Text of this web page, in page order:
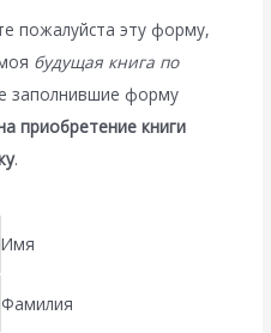
пожалуйста эту форму,
будущая книга по
заполнившие форму
приобретение книги
.
Имя
Фамилия